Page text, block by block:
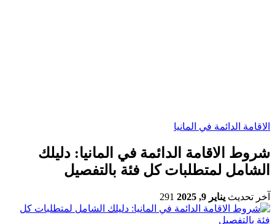
الاقامة الدائمة في المانيا
شروط الاقامة الدائمة في المانيا: دليلك
الشامل لمتطلبات كل فئة بالتفصيل
آخر تحديث يناير 9, 2025 291